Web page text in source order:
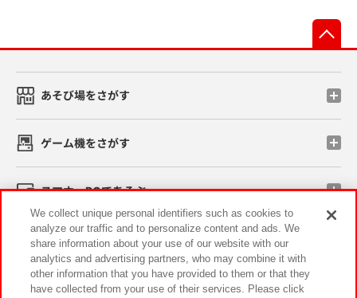
あそび場をさがす
ゲーム機をさがす
スマホ・PCであそぶ
イベント・キャンペーン
We collect unique personal identifiers such as cookies to
analyze our traffic and to personalize content and ads. We
share information about your use of our website with our
analytics and advertising partners, who may combine it with
other information that you have provided to them or that they
have collected from your use of their services. Please click